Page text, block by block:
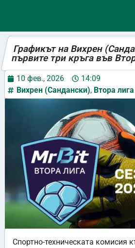
Графикът на Вихрен
първите три кръга във
10 фев., 2026
14:09
Вихрен (Сандански), Втора лига
Спортно-техническата комисия